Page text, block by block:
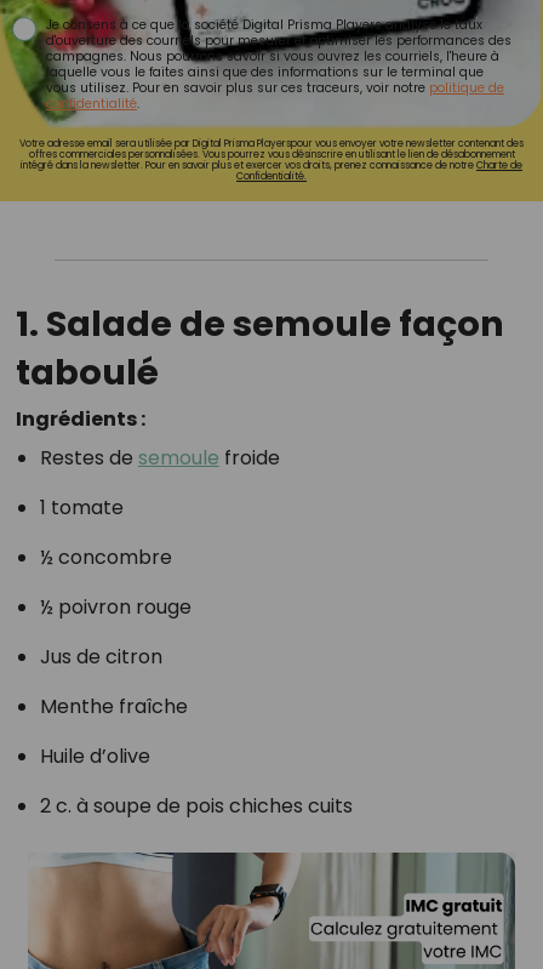
Je consens à ce que la société Digital Prisma Players analyse le taux
d'ouverture des courriels pour mesurer et optimiser les performances des
campagnes. Nous pourrons savoir si vous ouvrez les courriels, l'heure à
laquelle vous le faites ainsi que des informations sur le terminal que
vous utilisez. Pour en savoir plus sur ces traceurs, voir notre politique de
confidentialité.
Votre adresse email sera utilisée par Digital Prisma Playerspour vous envoyer votre newsletter contenant des
offres commerciales personnalisées. Vous pourrez vous désinscrire en utilisant le lien de désabonnement
intégré dans la newsletter. Pour en savoir plus et exercer vos droits, prenez connaissance de notreCharte de
Confidentialité.
1. Salade de semoule façon
taboulé
Ingrédients :
Restes de semoule froide
1 tomate
½ concombre
½ poivron rouge
Jus de citron
Menthe fraîche
Huile d’olive
2 c. à soupe de pois chiches cuits